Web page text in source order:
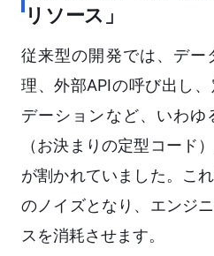
リソース」
従来型の開発では、デー
理、外部APIの呼び出し
デーションなど、いわゆ
（お決まりの定型コード
が割かれていました。こ
のノイズとなり、エンジ
スを消耗させます。